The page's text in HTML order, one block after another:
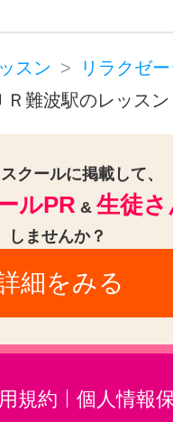
スン
リラクゼ
Ｒ難波駅のレッスン
クールに掲載して、
ルPR & 生徒
しませんか？
細をみる
規約
個人情報